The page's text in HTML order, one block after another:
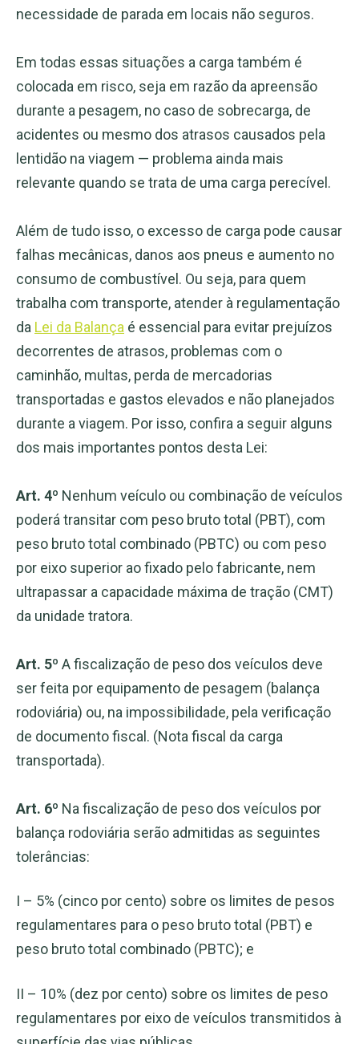
necessidade de parada em locais não seguros.
Em todas essas situações a carga também é
colocada em risco, seja em razão da apreensão
durante a pesagem, no caso de sobrecarga, de
acidentes ou mesmo dos atrasos causados pela
lentidão na viagem — problema ainda mais
relevante quando se trata de uma carga perecível.
Além de tudo isso, o excesso de carga pode causar
falhas mecânicas, danos aos pneus e aumento no
consumo de combustível. Ou seja, para quem
trabalha com transporte, atender à regulamentação
da Lei da Balança é essencial para evitar prejuízos
decorrentes de atrasos, problemas com o
caminhão, multas, perda de mercadorias
transportadas e gastos elevados e não planejados
durante a viagem. Por isso, confira a seguir alguns
dos mais importantes pontos desta Lei:
Art. 4º Nenhum veículo ou combinação de veículos
poderá transitar com peso bruto total (PBT), com
peso bruto total combinado (PBTC) ou com peso
por eixo superior ao fixado pelo fabricante, nem
ultrapassar a capacidade máxima de tração (CMT)
da unidade tratora.
Art. 5º A fiscalização de peso dos veículos deve
ser feita por equipamento de pesagem (balança
rodoviária) ou, na impossibilidade, pela verificação
de documento fiscal. (Nota fiscal da carga
transportada).
Art. 6º Na fiscalização de peso dos veículos por
balança rodoviária serão admitidas as seguintes
tolerâncias:
I – 5% (cinco por cento) sobre os limites de pesos
regulamentares para o peso bruto total (PBT) e
peso bruto total combinado (PBTC); e
II – 10% (dez por cento) sobre os limites de peso
regulamentares por eixo de veículos transmitidos à